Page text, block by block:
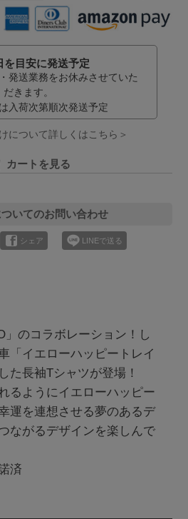
を目安に発送予定
発送業務をお休みさせていた
だきます。
入荷次第順次発送予定
について詳しくはこちら＞
カートを見る
いてのお問い合わせ
シェア LINEで送る
」のコラボレーション！し
「イエローハッピートレイ
た長袖Tシャツが登場！
るようにイエローハッピー
運を連想させる夢のあるデ
ながるデザインを楽しんで